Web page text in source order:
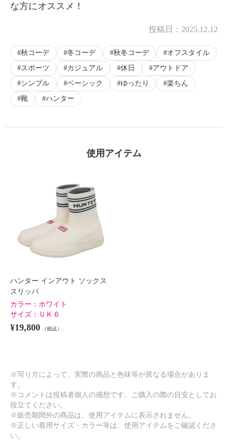
な方にオススメ！
投稿日： 2025.12.12
秋コーデ 冬コーデ 秋冬コーデ
オフスタイル
スポーツ
カジュアル 休日
アウトドア
シンプル
ベーシック ゆったり
楽ちん
靴
ハンター
使用アイテム
ハンター インアウト ソックス
スリッパ
カラー： ホワイト
サイズ： ＵＫ６
¥19,800 （税込）
※写り方によって、実際の商品と色味等が異なる場合がありま
す。
※コメントは投稿者個人の感想です。ご購入の際の目安としてお
役立てください。
※販売期間外の商品は、使用アイテムに表示されません。
※正しい着用サイズ・カラー等は、使用アイテムをご確認くださ
い。